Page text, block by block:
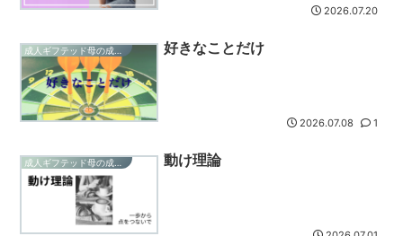
2026.07.20
好きなことだけ
2026.07.08 1
動け理論